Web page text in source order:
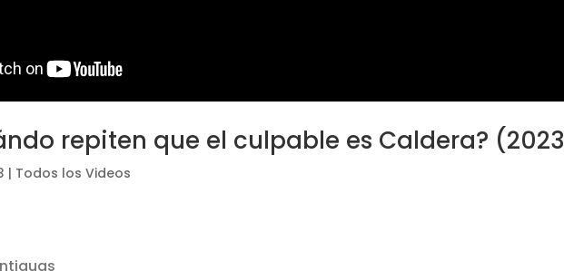
repiten que el culpable es Caldera?
| Todos los Videos